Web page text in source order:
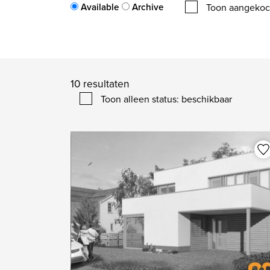
Available Archive Toon
10 resultaten
Toon alleen status: beschikbaar